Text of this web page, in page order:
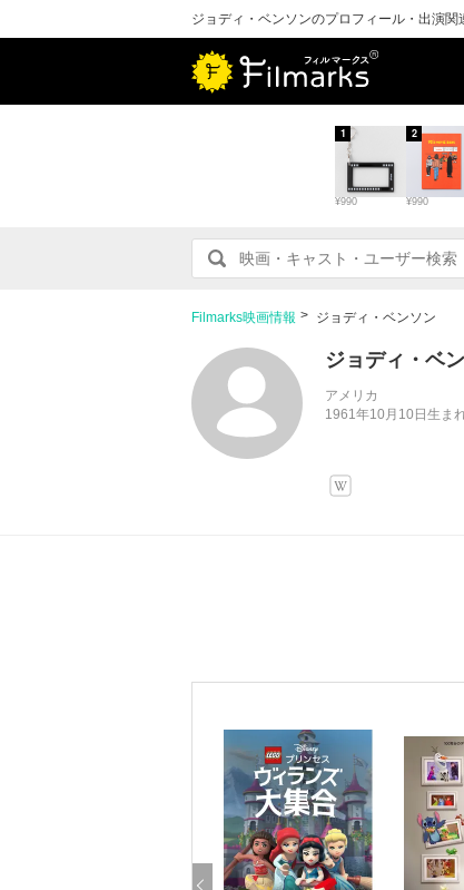
ジョディ・ベンソンのプロフィール・出演関
¥990
1
¥990
2
Filmarks映画情報 ジョディ・ベンソン
ジョディ・ベ
アメリカ
1961年10月10日生ま